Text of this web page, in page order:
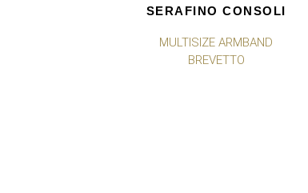
SERAFINO CONSOLI
MULTISIZE ARMBAND
BREVETTO